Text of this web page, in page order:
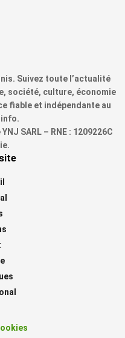
Suivez toute l’actualité
société, culture, économie
fiable et indépendante au
SARL – RNE : 1209226C